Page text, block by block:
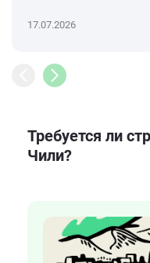
17.07.2026
Требуется ли
Чили?